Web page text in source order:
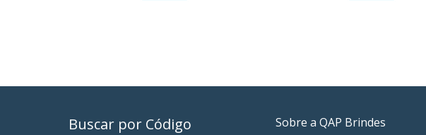
Buscar por Código Sobre a QAP Brindes